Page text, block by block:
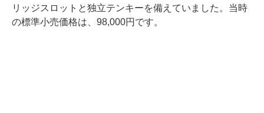
リッジスロットと独立テンキーを備えていました。当時
の標準小売価格は、98,000円です。